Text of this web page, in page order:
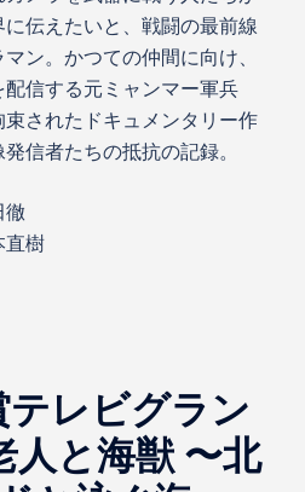
伝えたいと、戦闘の最前線
ン。かつての仲間に向け、
信する元ミャンマー軍兵
されたドキュメンタリー作
信者たちの抵抗の記録。
徹
直樹
テレビグラン
人と海獣 〜北